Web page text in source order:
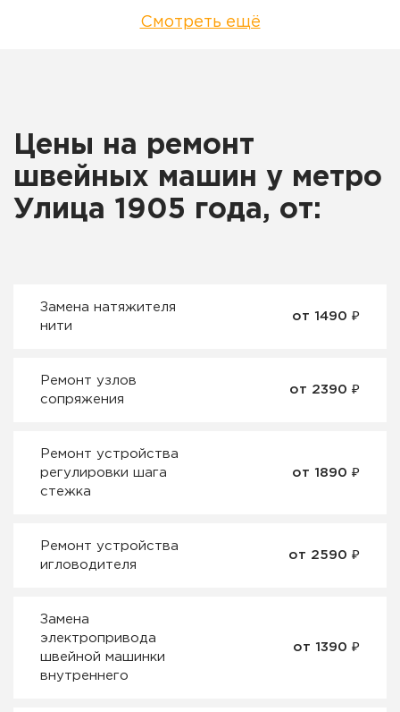
Смотреть ещё
Цены на ремонт
швейных машин у метро
Улица 1905 года, от:
Замена натяжителя
нити
от 1490 ₽
Ремонт узлов
сопряжения
от 2390 ₽
Ремонт устройства
регулировки шага
стежка
от 1890 ₽
Ремонт устройства
игловодителя
от 2590 ₽
Замена
электропривода
швейной машинки
внутреннего
от 1390 ₽